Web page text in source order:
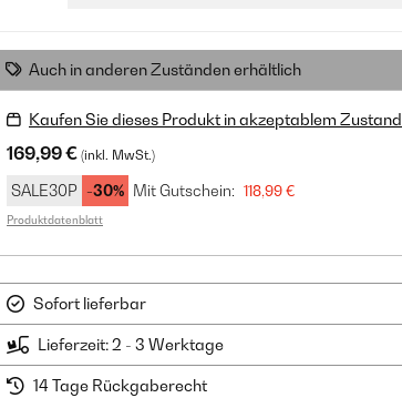
Auch in anderen Zuständen erhältlich
Kaufen Sie dieses Produkt in akzeptablem Zustand
169,99 € (inkl. MwSt.)
SALE30P -30% Mit Gutschein: 118,99 €
Produktdatenblatt
Sofort lieferbar
Lieferzeit: 2 - 3 Werktage
14 Tage Rückgaberecht